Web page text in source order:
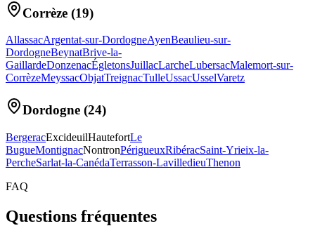
Corrèze (19)
AllassacArgentat-sur-DordogneAyenBeaulieu-sur-
DordogneBeynatBrive-la-
GaillardeDonzenacÉgletonsJuillacLarcheLubersacMalemort-sur-
CorrèzeMeyssacObjatTreignacTulleUssacUsselVaretz
Dordogne (24)
BergeracExcideuilHautefortLe
BugueMontignacNontronPérigueuxRibéracSaint-Yrieix-la-
PercheSarlat-la-CanédaTerrasson-LavilledieuThenon
FAQ
Questions fréquentes